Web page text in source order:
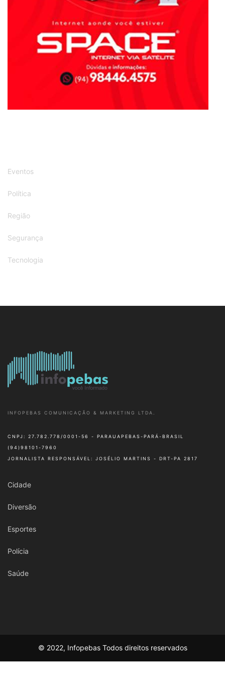
Eventos
Política
Região
Segurança
Tecnologia
INFOPEBAS COMUNICAÇÃO & MARKETING LTDA.
CNPJ: 27.782.778/0001-56 - PARAUAPEBAS-PARÁ-BRASIL
(94)98101-7960
JORNALISTA RESPONSÁVEL: JOSÉLIO MARTINS - DRT-PA 2817
Cidade
Diversão
Esportes
Polícia
Saúde
© 2022, Infopebas Todos direitos reservados